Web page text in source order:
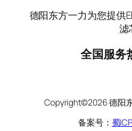
德阳东方一力为您提供
滤
全国服务
Copyright©2026 德阳
备案号： 蜀